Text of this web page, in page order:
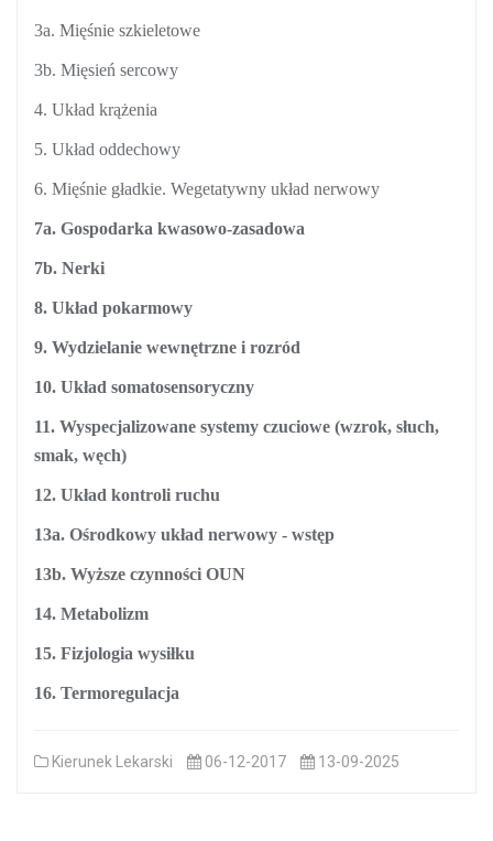
3a. Mięśnie szkieletowe
3b. Mięsień sercowy
4. Układ krążenia
5. Układ oddechowy
6. Mięśnie gładkie. Wegetatywny układ nerwowy
7a. Gospodarka kwasowo-zasadowa
7b. Nerki
8. Układ pokarmowy
9. Wydzielanie wewnętrzne i rozród
10. Układ somatosensoryczny
11. Wyspecjalizowane systemy czuciowe (wzrok, słuch,
smak, węch)
12. Układ kontroli ruchu
13a. Ośrodkowy układ nerwowy - wstęp
13b. Wyższe czynności OUN
14. Metabolizm
15. Fizjologia wysiłku
16. Termoregulacja
Kierunek Lekarski 06-12-2017 13-09-2025